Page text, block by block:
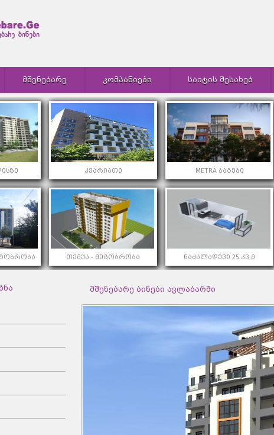
ᲛᲨᲔᲜᲔᲑᲐᲠᲔ ᲙᲝᲛᲞᲐᲜᲘᲔᲑᲘ ᲡᲐᲘᲢᲘᲡ ᲨᲔᲡᲐᲮᲔᲑ
კვარიათი METRA ბაგები
თემქა - მეგობრობა ნაძალადევი 25 კვ.მ
მშენებარე ბინები ავლაბარში